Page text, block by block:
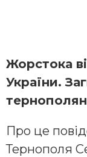
Жорстока
України.
Про це
Тернополя